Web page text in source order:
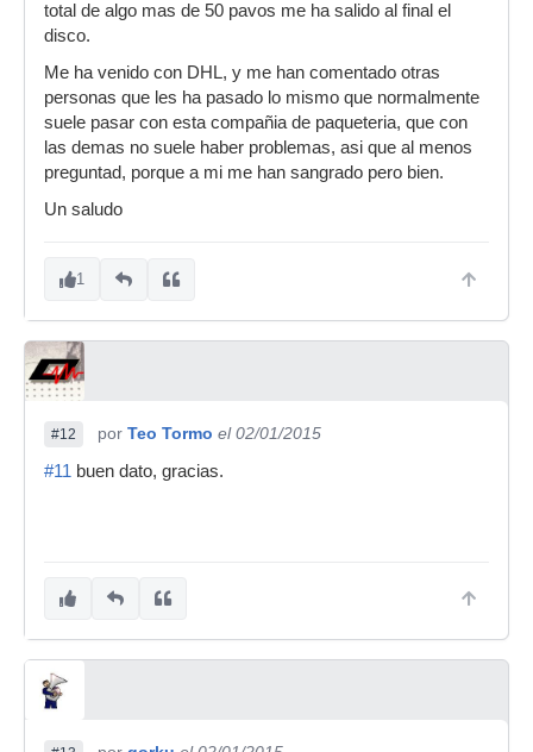
total de algo mas de 50 pavos me ha salido al final el
disco.
Me ha venido con DHL, y me han comentado otras
personas que les ha pasado lo mismo que normalmente
suele pasar con esta compañia de paqueteria, que con
las demas no suele haber problemas, asi que al menos
preguntad, porque a mi me han sangrado pero bien.
Un saludo
1
#12 por Teo Tormo el 02/01/2015
#11 buen dato, gracias.